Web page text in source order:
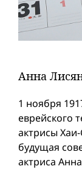
Анна
1 ноября
еврейского
актрисы
будущая
актриса